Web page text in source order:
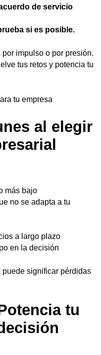
de servicio
si es posible.
impulso o por presión.
tus retos y potencia tu
al elegir
más bajo
no se adapta a tu
a largo plazo
en la decisión
puede significar pérdidas
tu